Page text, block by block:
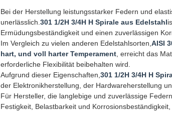
Bei der Herstellung leistungsstarker Federn und
unerlässlich. 301 1/2H 3/4H H Spirale aus Edelstahl
Ermüdungsbeständigkeit und einen zuverlässigen
Im Vergleich zu vielen anderen Edelstahlsorten, AISI
hart, und voll harter Temperament , erreicht das
erforderliche Flexibilität beibehalten wird.
Aufgrund dieser Eigenschaften, 301 1/2H 3/4H H
der Elektronikherstellung, der Hardwareherstellung
Für Hersteller, die langlebige und zuverlässige
Festigkeit, Belastbarkeit und